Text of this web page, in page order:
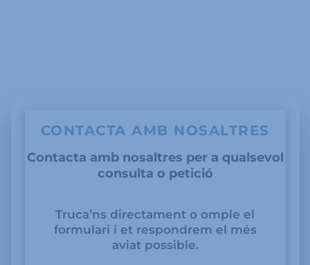
CONTACTA AMB NOSALTRES
Contacta amb nosaltres per a qualsevol
consulta o petició
Truca’ns directament o omple el
formulari i et respondrem el més
aviat possible.